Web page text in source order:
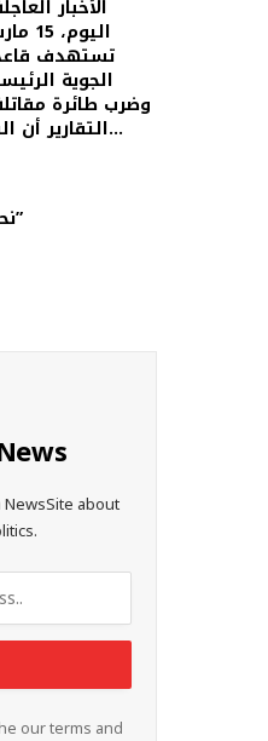
تستهدف
الجوية
وضرب طائرة
التقارير أن القوات الأمريكية…
“نحن بلد القصص”
about
our terms and